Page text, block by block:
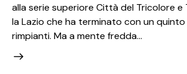
alla serie superiore Città del Tricolore e
la Lazio che ha terminato con un
rimpianti. Ma a mente fredda…